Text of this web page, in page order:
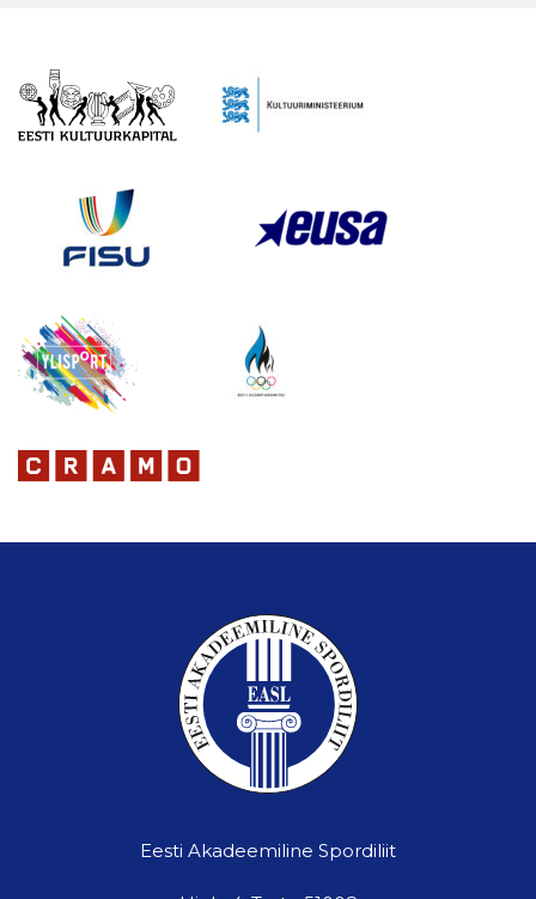
Eesti Akadeemiline Spordiliit